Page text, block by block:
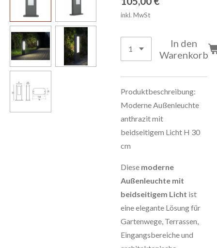
inkl. MwSt
In den
Warenkorb
Produktbeschreibung:
Moderne Außenleuchte
anthrazit mit
beidseitigem Licht H 30
cm
Diese moderne
Außenleuchte mit
beidseitigem Licht ist
eine elegante Lösung für
Gartenwege, Terrassen,
Eingangsbereiche und